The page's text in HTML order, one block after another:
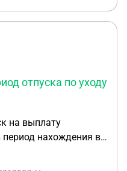
отпуска по уходу
на выплату
период нахождения в
до достижения им